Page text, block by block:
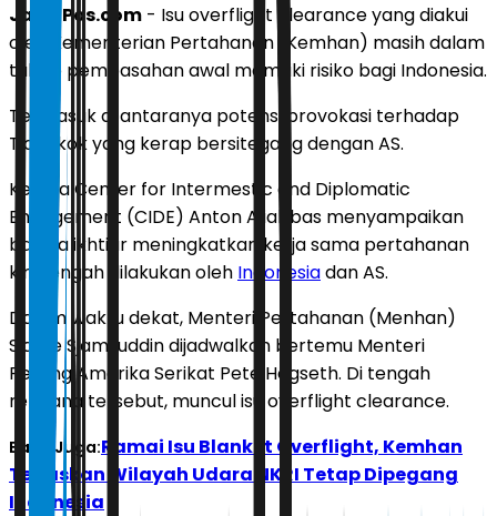
JawaPos.com - Isu overflight clearance yang diakui
oleh Kementerian Pertahanan (Kemhan) masih dalam
tahap pembasahan awal memiliki risiko bagi Indonesia.
Termasuk di antaranya potensi provokasi terhadap
Tiongkok yang kerap bersitegang dengan AS.
Kepala Center for Intermestic and Diplomatic
Engagement (CIDE) Anton Aliabbas menyampaikan
bahwa ikhtiar meningkatkan kerja sama pertahanan
kini tengah dilakukan oleh Indonesiadan AS.
Dalam waktu dekat, Menteri Pertahanan (Menhan)
Sjafrie Sjamsuddin dijadwalkan bertemu Menteri
Perang Amerika Serikat Pete Hegseth. Di tengah
rencana tersebut, muncul isu overflight clearance.
Baca Juga:Ramai Isu Blanket Overflight, Kemhan
Tegaskan Wilayah Udara NKRI Tetap Dipegang
Indonesia